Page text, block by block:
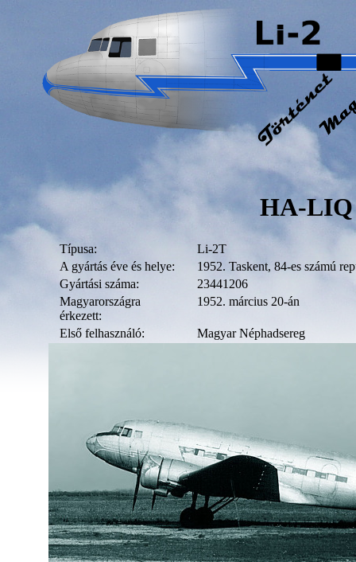
HA-LIQ
Típusa:
Li-2T
A gyártás éve és helye:
1952. Taskent, 84-es számú
Gyártási száma:
23441206
Magyarországra
érkezett:
1952. március 20-án
Első felhasználó: Magyar Néphadsereg